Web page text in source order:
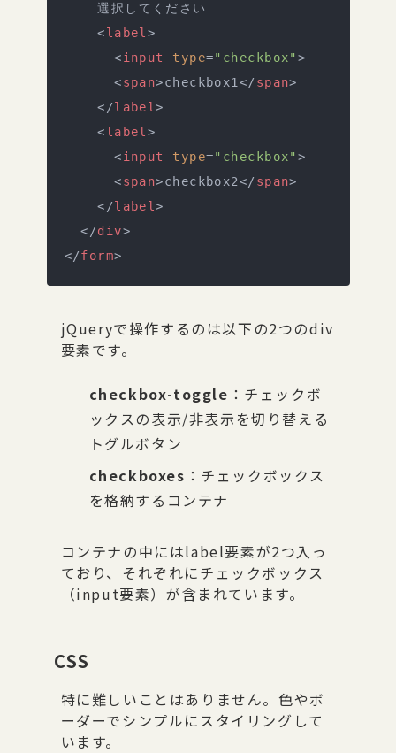
    選択してください
    <
label >
      <
input type="checkbox" >
      <
span>checkbox1</ span>
    </
label>
    <
label >
      <
input type="checkbox" >
      <
span>checkbox2</ span>
    </
label>
  </
div>
</form>
jQueryで操作するのは以下の2つのdiv
要素です。
checkbox-toggle ：チェックボ
ックスの表示/非表示を切り替える
トグルボタン
checkboxes ：チェックボックス
を格納するコンテナ
コンテナの中にはlabel要素が2つ入っ
ており、それぞれにチェックボックス
（input要素）が含まれています。
CSS
特に難しいことはありません。色やボ
ーダーでシンプルにスタイリングして
います。